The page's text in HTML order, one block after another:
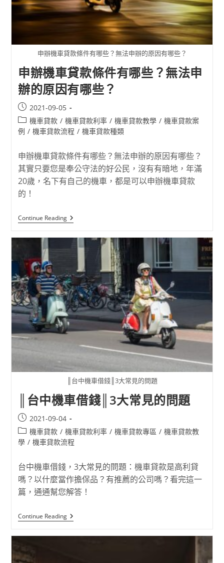
申辦機車貸款條件有哪些？無法申辦的原因有哪些？
申辦機車貸款條件有哪些？無法申
辦的原因有哪些？
2021-09-05
機車貸款 / 機車貸款利率 / 機車貸款教學 / 機車貸款案
例 / 機車貸款流程 / 機車貸款種類
申辦機車貸款條件有哪些？無法申辦的原因有哪些？
其實只要您是奉公守法的好公民，沒有有暗地，年滿
20歲，名下有自己的機車，都是可以申辦機車貸款
的！
Continue Reading
║台中機車借錢║3大常見的問題
║台中機車借錢║3大常見的問題
2021-09-04
機車貸款 / 機車貸款利率 / 機車貸款專區 / 機車貸款教
學 / 機車貸款流程
台中機車借錢，3大常見的問題：機車貸款是高利貸
嗎？以什麼當作擔保品？有推薦的公司嗎？看完這一
篇，通通幫您解答！
Continue Reading